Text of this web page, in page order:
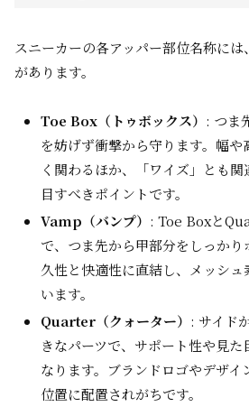
スニーカーの各アッパー部位名称に
があります。
Toe Box（トゥボックス） : つま
を妨げず衝撃から守ります。幅や
く関わるほか、「ワイズ」とも
目すべきポイントです。
Vamp（バンプ） : Toe Boxと
で、つま先から甲部分をしっか
久性と快適性に直結し、メッシ
います。
Quarter（クォーター） : サイド
きなパーツで、サポート性や見た
なります。ブランドロゴやデザイ
位置に配置されがちです。